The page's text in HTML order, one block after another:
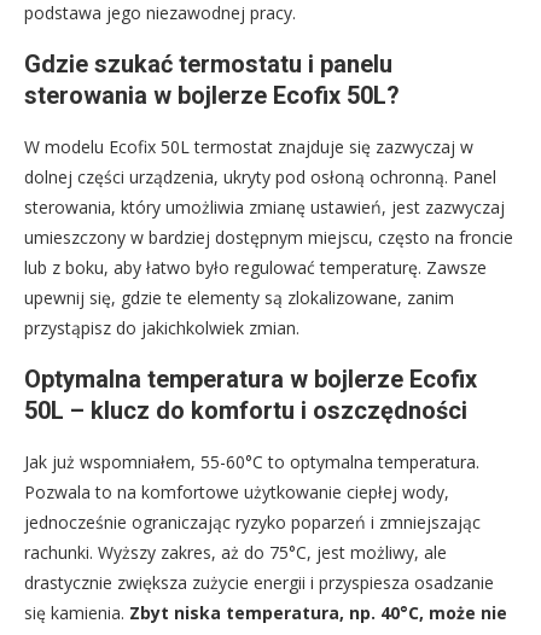
podstawa jego niezawodnej pracy.
Gdzie szukać termostatu i panelu
sterowania w bojlerze Ecofix 50L?
W modelu Ecofix 50L termostat znajduje się zazwyczaj w
dolnej części urządzenia, ukryty pod osłoną ochronną. Panel
sterowania, który umożliwia zmianę ustawień, jest zazwyczaj
umieszczony w bardziej dostępnym miejscu, często na froncie
lub z boku, aby łatwo było regulować temperaturę. Zawsze
upewnij się, gdzie te elementy są zlokalizowane, zanim
przystąpisz do jakichkolwiek zmian.
Optymalna temperatura w bojlerze Ecofix
50L – klucz do komfortu i oszczędności
Jak już wspomniałem, 55-60°C to optymalna temperatura.
Pozwala to na komfortowe użytkowanie ciepłej wody,
jednocześnie ograniczając ryzyko poparzeń i zmniejszając
rachunki. Wyższy zakres, aż do 75°C, jest możliwy, ale
drastycznie zwiększa zużycie energii i przyspiesza osadzanie
się kamienia. Zbyt niska temperatura, np. 40°C, może nie